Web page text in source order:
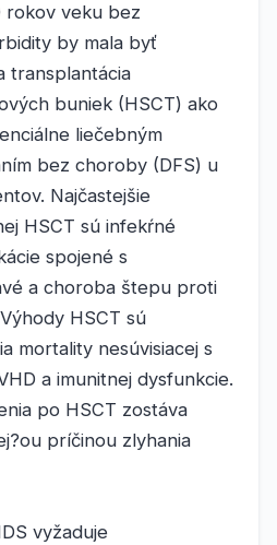
rokov veku bez
by mala byť
transplantácia
buniek (HSCT) ako
liečebným
bez choroby (DFS) u
Najčastejšie
HSCT sú infekŕné
spojené s
a choroba štepu proti
HSCT sú
mortality nesúvisiacej s
a imunitnej dysfunkcie.
po HSCT zostáva
príčinou zlyhania
vyžaduje